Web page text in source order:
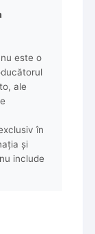
este o
ale
în
și
include